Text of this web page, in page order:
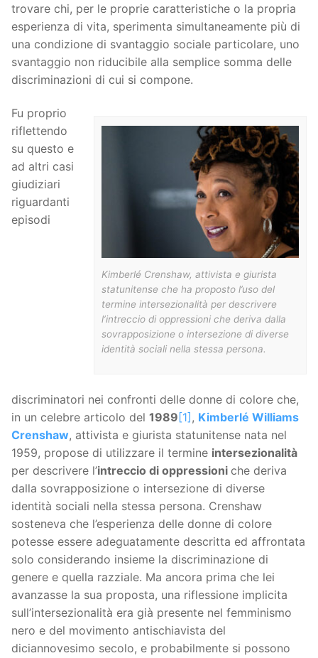
trovare chi, per le proprie caratteristiche o la propria
esperienza di vita, sperimenta simultaneamente più di
una condizione di svantaggio sociale particolare, uno
svantaggio non riducibile alla semplice somma delle
discriminazioni di cui si compone.
Kimberlé Crenshaw, attivista e giurista
statunitense che ha proposto l’uso del
termine intersezionalità per descrivere
l’intreccio di oppressioni che deriva dalla
sovrapposizione o intersezione di diverse
identità sociali nella stessa persona.
Fu proprio
riflettendo
su questo e
ad altri casi
giudiziari
riguardanti
episodi
discriminatori nei confronti delle donne di colore che,
in un celebre articolo del 1989[1], Kimberlé Williams
Crenshaw, attivista e giurista statunitense nata nel
1959, propose di utilizzare il termine intersezionalità
per descrivere l’intreccio di oppressioni che deriva
dalla sovrapposizione o intersezione di diverse
identità sociali nella stessa persona. Crenshaw
sosteneva che l’esperienza delle donne di colore
potesse essere adeguatamente descritta ed affrontata
solo considerando insieme la discriminazione di
genere e quella razziale. Ma ancora prima che lei
avanzasse la sua proposta, una riflessione implicita
sull’intersezionalità era già presente nel femminismo
nero e del movimento antischiavista del
diciannovesimo secolo, e probabilmente si possono